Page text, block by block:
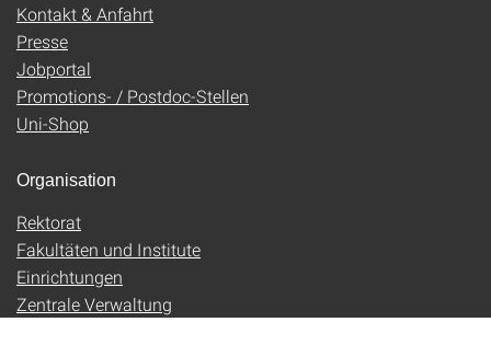
Kontakt & Anfahrt
Presse
Jobportal
Promotions- / Postdoc-Stellen
Uni-Shop
Organisation
Rektorat
Fakultäten und Institute
Einrichtungen
Zentrale Verwaltung